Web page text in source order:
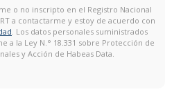
o no inscripto en el Registro Nacional
a contactarme y estoy de acuerdo con
. Los datos personales suministrados
a la Ley N.° 18.331 sobre Protección de
y Acción de Habeas Data.